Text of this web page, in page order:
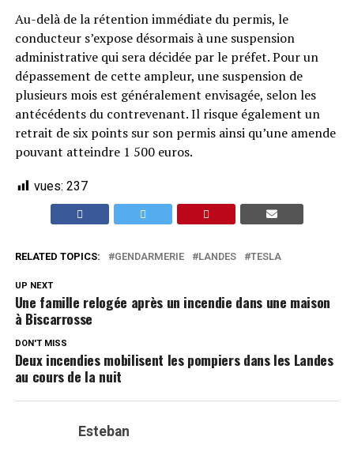
Au-delà de la rétention immédiate du permis, le
conducteur s’expose désormais à une suspension
administrative qui sera décidée par le préfet. Pour un
dépassement de cette ampleur, une suspension de
plusieurs mois est généralement envisagée, selon les
antécédents du contrevenant. Il risque également un
retrait de six points sur son permis ainsi qu’une amende
pouvant atteindre 1 500 euros.
vues: 237
RELATED TOPICS: GENDARMERIE LANDES TESLA
UP NEXT
Une famille relogée après un incendie dans une maison
à Biscarrosse
DON'T MISS
Deux incendies mobilisent les pompiers dans les Landes
au cours de la nuit
Esteban